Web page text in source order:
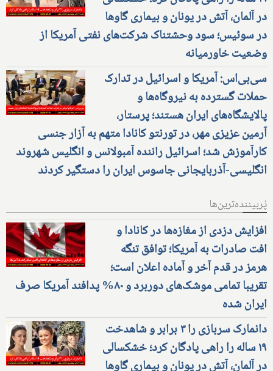
در آلمان، آتش در یونان و بیماری گاوها
در سوئیس؛ سود وحشتناک شرکت‌های نفتی آمریکا از
وضعیت خاورمیانه
سی‌بی‌اس: آمریکا و اسرائیل در تدارک
حملات گسترده به نیروگاه‌ها و
پالایشگاه‌های ایران هستند؛ پرستار،
آرمین عزیزی مهر، در تورنتو کانادا متهم به آزار جنسی
کارآموزش شد؛ اسرائیل راننده آمبولانس و انگلیس شهروند
انگلیسی-آذربایجانی جاسوس ایران را دستگیر کردند
پُربیننده‌ترین‌ها
افزایش دزدی از مغازه‌ها در کانادا و
افت صادرات به آمریکا؛ توافق تنگه
هرمز در قدم آخر و آماده اعلان است؛
تقریبا تمامی موشک‌های دوربرد و ۸۰% پدافند آمریکا صرف
ایران شده
دانمارک سربازی را ۳ برابر و شاهدخت
۱۹ ساله را راهی پادگان کرد؛ خشکسالی
در آلمان، آتش در یونان و بیماری گاوها